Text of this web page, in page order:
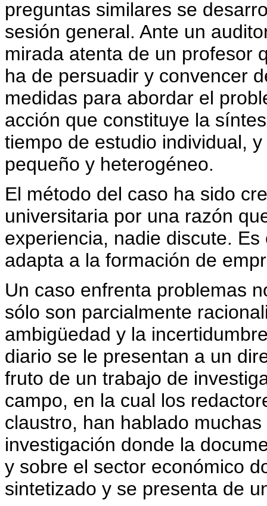
preguntas similares se
sesión general. Ante un
mirada atenta de un profesor
ha de persuadir y convencer
medidas para abordar el
acción que constituye la
tiempo de estudio individual,
pequeño y heterogéneo.
El método del caso ha sido
universitaria por una razón
experiencia, nadie discute.
adapta a la formación de
Un caso enfrenta problemas
sólo son parcialmente
ambigüedad y la
diario se le presentan a un
fruto de un trabajo de
campo, en la cual los
claustro, han hablado
investigación donde la
y sobre el sector económico
sintetizado y se presenta de